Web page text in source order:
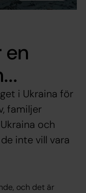
en
i Ukraina för
familjer
och
inte vill vara
och det är